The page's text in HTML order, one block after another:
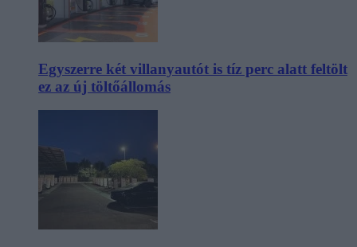
Egyszerre két villanyautót is tíz perc alatt feltölt
ez az új töltőállomás